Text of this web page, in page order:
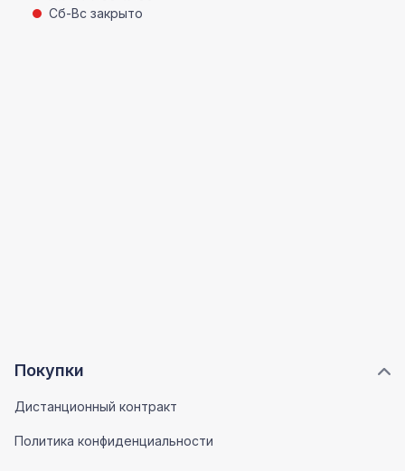
Покупки
Дистанционный контракт
Политика конфиденциальности
Сб-Вс закрыто